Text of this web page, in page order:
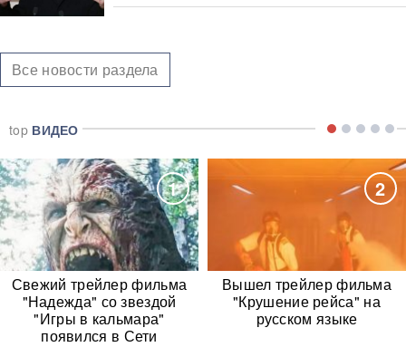
Все новости раздела
top ВИДЕО
1
Свежий трейлер фильма
"Надежда" со звездой
"Игры в кальмара"
появился в Сети
2
Вышел трейлер фильма
"Крушение рейса" на
русском языке